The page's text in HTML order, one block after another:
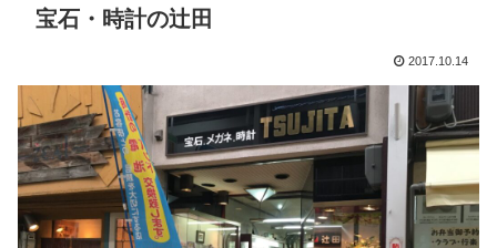
宝石・時計の辻田
2017.10.14